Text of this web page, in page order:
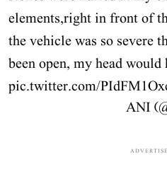
elements,right in front of
the vehicle was so severe
been open, my head would
pic.twitter.com/